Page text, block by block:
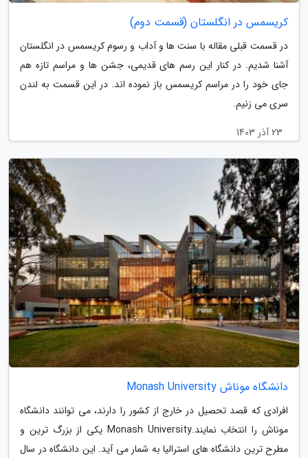
کریسمس در انگلستان (قسمت دوم)
در قسمت قبلی مقاله با سنت ها و آداب و رسوم کریسمس در انگلستان
آشنا شدیم. در کنار این رسم های قدیمی، جشن ها و مراسم تازه هم
جای خود را در مراسم کریسمس باز نموده اند. در این قسمت به لندن
سری می زنیم.
23 آذر 1403
دانشگاه موناش Monash University
افرادی که قصد تحصیل در خارج از کشور را دارند، می توانند دانشگاه
موناش را انتخاب نمایند.Monash University یکی از بزرگ ترین و
مطرح ترین دانشگاه های استرالیا به شمار می آید. این دانشگاه در سال